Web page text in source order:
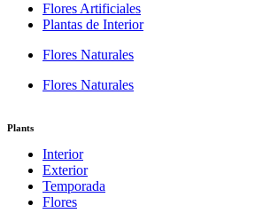
Flores Artificiales
Plantas de Interior
Flores Naturales
Flores Naturales
Plants
Interior
Exterior
Temporada
Flores